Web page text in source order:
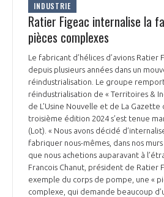
INDUSTRIE
Ratier Figeac internalise la
pièces complexes
Le fabricant d’hélices d’avions Ratier
depuis plusieurs années dans un
réindustrialisation. Le groupe
réindustrialisation de « Territoires &
de L'Usine Nouvelle et de La Gazette
troisième édition 2024 s’est tenue
(Lot). « Nous avons décidé
fabriquer nous-mêmes, dans nos
que nous achetions auparavant à
Francois Chanut, président de Ratier
exemple du corps de pompe, une «
complexe, qui demande beaucoup